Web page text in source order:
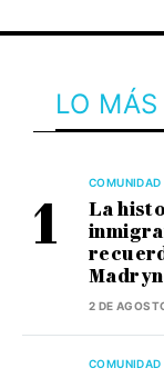
LO
COMUNIDAD
La
Madryn
2 DE
COMUNIDAD